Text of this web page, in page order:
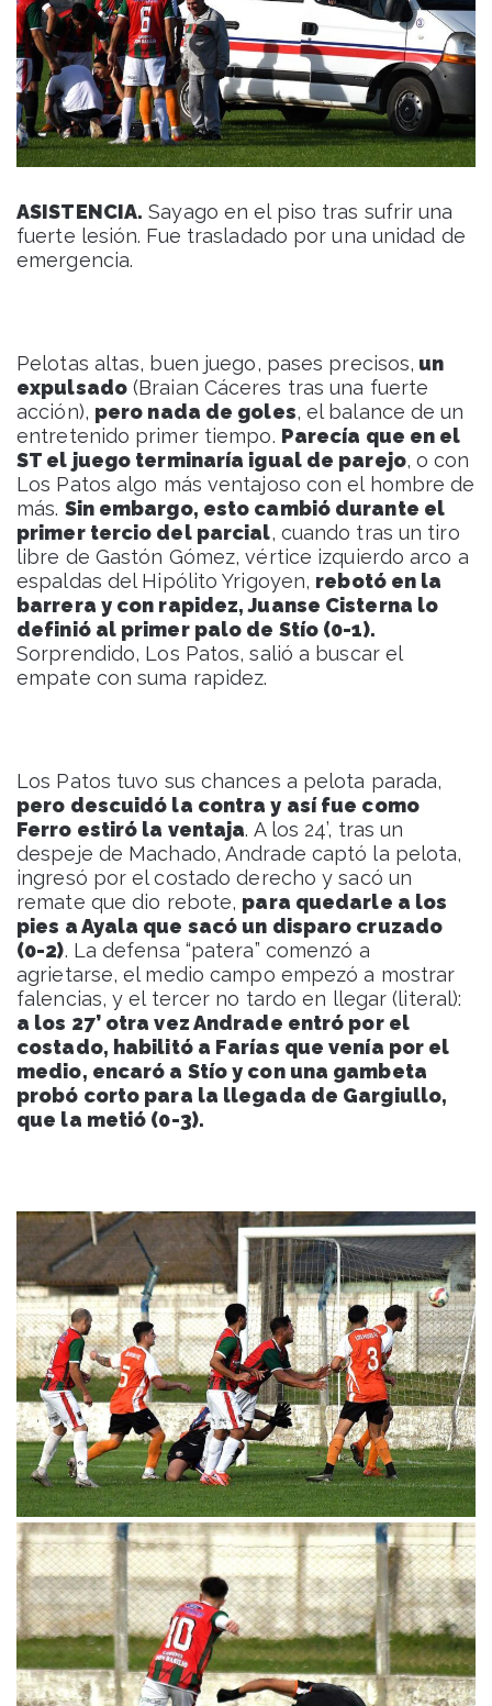
ASISTENCIA. Sayago en el piso tras sufrir una
fuerte lesión. Fue trasladado por una unidad de
emergencia.
Pelotas altas, buen juego, pases precisos, un
expulsado(Braian Cáceres tras una fuerte
acción), pero nada de goles, el balance de un
entretenido primer tiempo. Parecía que en el
ST el juego terminaría igual de parejo, o con
Los Patos algo más ventajoso con el hombre de
más. Sin embargo, esto cambió durante el
primer tercio del parcial, cuando tras un tiro
libre de Gastón Gómez, vértice izquierdo arco a
espaldas del Hipólito Yrigoyen, rebotó en la
barrera y con rapidez, Juanse Cisterna lo
definió al primer palo de Stío (0-1).
Sorprendido, Los Patos, salió a buscar el
empate con suma rapidez.
Los Patos tuvo sus chances a pelota parada,
pero descuidó la contra y así fue como
Ferro estiró la ventaja. A los 24’, tras un
despeje de Machado, Andrade captó la pelota,
ingresó por el costado derecho y sacó un
remate que dio rebote, para quedarle a los
pies a Ayala que sacó un disparo cruzado
(0-2). La defensa “patera” comenzó a
agrietarse, el medio campo empezó a mostrar
falencias, y el tercer no tardo en llegar (literal):
a los 27’ otra vez Andrade entró por el
costado, habilitó a Farías que venía por el
medio, encaró a Stío y con una gambeta
probó corto para la llegada de Gargiullo,
que la metió (0-3).